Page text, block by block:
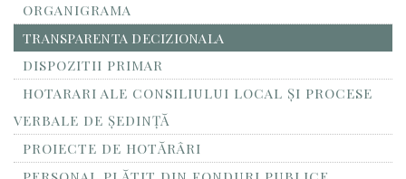
ORGANIGRAMA
TRANSPARENTA DECIZIONALA
DISPOZITII PRIMAR
HOTARARI ALE CONSILIULUI LOCAL ȘI PROCESE
VERBALE DE ȘEDINȚĂ
PROIECTE DE HOTĂRÂRI